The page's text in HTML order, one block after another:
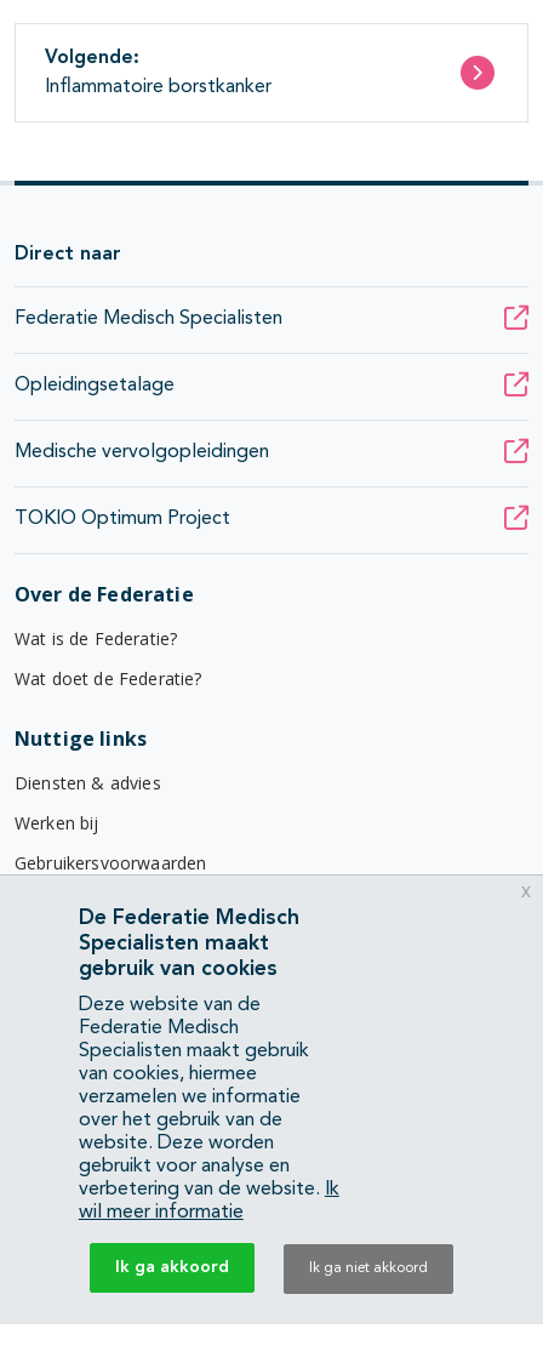
Volgende:
Inflammatoire borstkanker
Direct naar
Federatie Medisch Specialisten
Opleidingsetalage
Medische vervolgopleidingen
TOKIO Optimum Project
Over de Federatie
Wat is de Federatie?
Wat doet de Federatie?
Nuttige links
Diensten & advies
Werken bij
Gebruikersvoorwaarden
Privacyverklaring
Contact
Mercatorlaan 1200
3528 BL Utrecht
(088) 505 34 34
info@richtlijnendatabase.nl
YouTubeLinkedIn
KvK Federatie Medisch Specialisten:40483480
Privacyverklaring
De Federatie Medisch
Specialisten maakt
gebruik van cookies
Deze website van de
Federatie Medisch
Specialisten maakt gebruik
van cookies, hiermee
verzamelen we informatie
over het gebruik van de
website. Deze worden
gebruikt voor analyse en
verbetering van de website.
Ik
wil meer informatie
Ik ga akkoord Ik ga niet akkoord
x